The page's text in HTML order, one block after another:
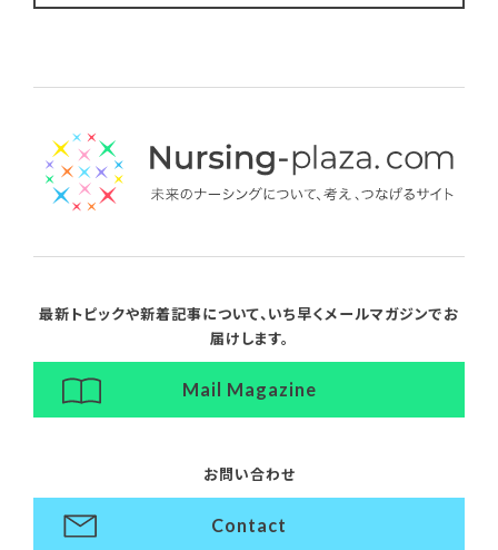
最新トピックや新着記事について、 いち早くメールマガジンでお
届けします。
Mail Magazine
お問い合わせ
Contact